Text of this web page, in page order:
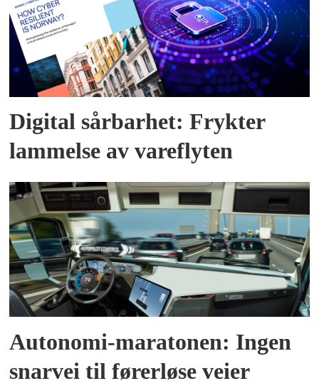
Digital sårbarhet: Frykter
lammelse av vareflyten
Autonomi-maratonen: Ingen
snarvei til førerløse veier